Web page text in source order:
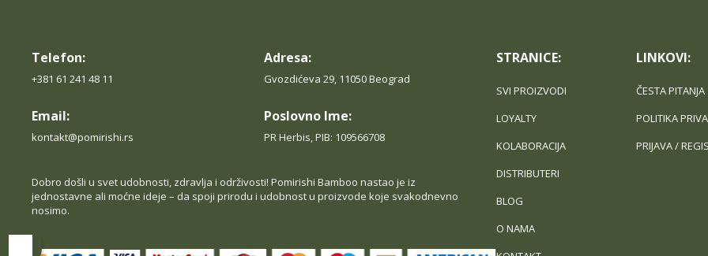
Telefon:
+381 61 241 48 11
Email:
kontakt@pomirishi.rs
Adresa:
Gvozdićeva 29, 11050 Beograd
Poslovno Ime:
PR Herbis, PIB: 109566708
Dobro došli u svet udobnosti, zdravlja i održivosti! Pomirishi Bamboo nastao je iz
jednostavne ali moćne ideje – da spoji prirodu i udobnost u proizvode koje svakodnevno
nosimo.
STRANICE:
SVI PROIZVODI
LOYALTY
KOLABORACIJA
DISTRIBUTERI
BLOG
O NAMA
LINKOVI:
ČESTA PITANJA
POLITIKA
PRIJAVA /